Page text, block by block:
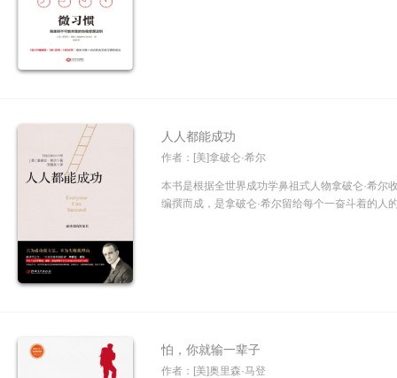
人人都能成功
作者：[美]拿破仑·希尔
本书是根据全世界成功学鼻祖式人物拿破仑·希尔
编撰而成，是拿破仑·希尔留给每个一奋斗着的人
怕，你就输一辈子
作者：[美]奥里森·马登